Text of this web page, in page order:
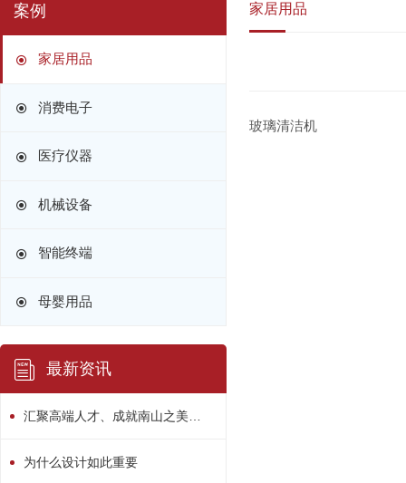
案例
家居用品
消费电子
医疗仪器
机械设备
智能终端
母婴用品
最新资讯
汇聚高端人才、成就南山之美！南山区“人才日”系列活动精彩绽放
为什么设计如此重要
家居用品
玻璃清洁机